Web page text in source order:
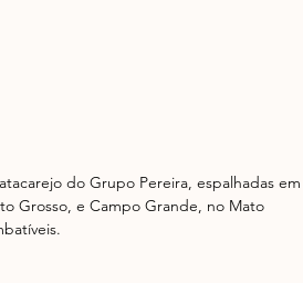
do Grupo Pereira, espalhadas em
Grosso, e Campo Grande, no Mato